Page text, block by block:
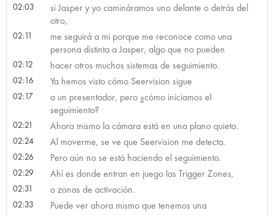
02:03
si Jasper y yo camináramos uno delante o detrás del
otro,
02:11
me seguirá a mi porque me reconoce como una
persona distinta a Jasper, algo que no pueden
02:12 hacer otros muchos sistemas de seguimiento.
02:16 Ya hemos visto cómo Seervision sigue
02:17
a un presentador, pero ¿cómo iniciamos el
seguimiento?
02:21 Ahora mismo la cámara está en una plano quieto.
02:24 Al moverme, se ve que Seervision me detecta.
02:26 Pero aún no se está haciendo el seguimiento.
02:29 Ahí es donde entran en juego las Trigger Zones,
02:31 o zonas de activación.
02:33 Puede ver ahora mismo que tenemos una